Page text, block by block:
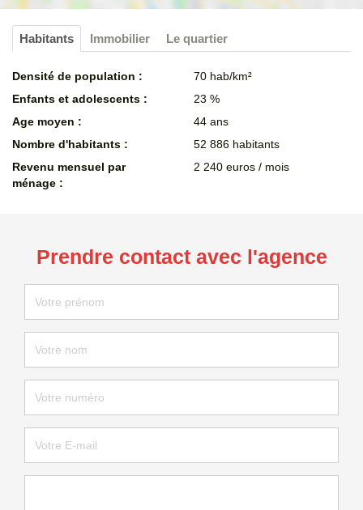
Habitants Immobilier Le quartier
Densité de population :
70 hab/km²
Enfants et adolescents :
23 %
Age moyen :
44 ans
Nombre d'habitants :
52 886 habitants
Revenu mensuel par
ménage :
2 240 euros / mois
Prendre contact avec l'agence